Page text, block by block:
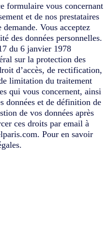
formulaire vous concernant
et de nos prestataires
Vous acceptez
des données personnelles.
du 6 janvier 1978
sur la protection des
d’accès, de rectification,
limitation du traitement
qui vous concernent, ainsi
données et de définition de
de vos données après
ces droits par email à
Pour en savoir